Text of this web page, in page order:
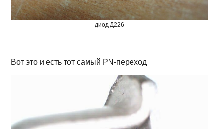
диод Д226
Вот это и есть тот самый PN-переход